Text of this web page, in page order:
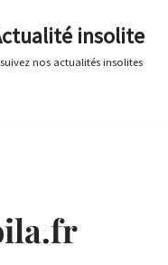
insolite
nos actualités insolites